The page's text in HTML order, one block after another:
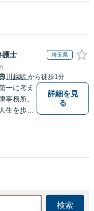
護士 埼玉県
川越駅 から徒歩1分
一に考え
事務所。
生を歩み
詳細を見
る
検索